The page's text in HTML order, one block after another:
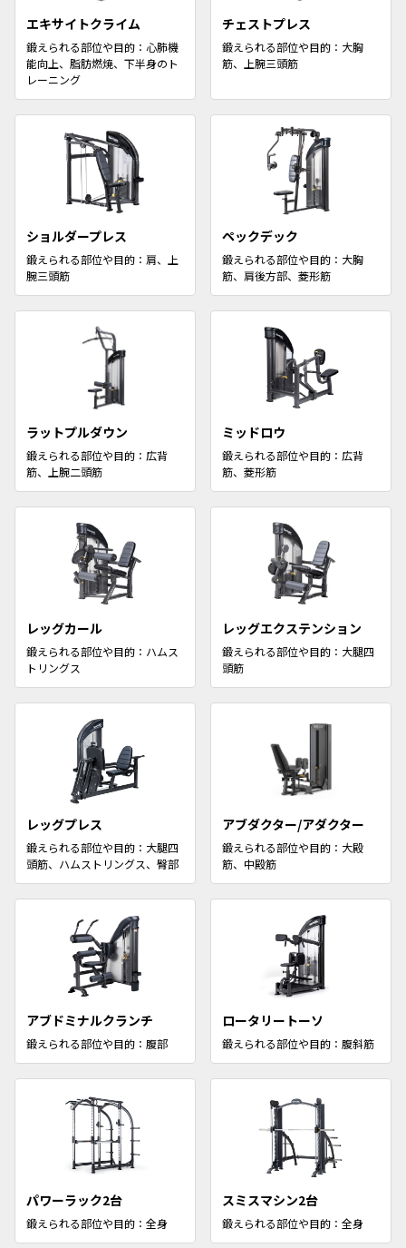
エキサイトクライム
鍛えられる部位や目的：心肺機
能向上、脂肪燃焼、下半身のト
レーニング
チェストプレス
鍛えられる部位や目的：大胸
筋、上腕三頭筋
ショルダープレス
鍛えられる部位や目的：肩、上
腕三頭筋
ペックデック
鍛えられる部位や目的：大胸
筋、肩後方部、菱形筋
ラットプルダウン
鍛えられる部位や目的：広背
筋、上腕二頭筋
ミッドロウ
鍛えられる部位や目的：広背
筋、菱形筋
レッグカール
鍛えられる部位や目的：ハムス
トリングス
レッグエクステンション
鍛えられる部位や目的：大腿四
頭筋
レッグプレス
鍛えられる部位や目的：大腿四
頭筋、ハムストリングス、臀部
アブダクター/アダクター
鍛えられる部位や目的：大殿
筋、中殿筋
アブドミナルクランチ
鍛えられる部位や目的：腹部
ロータリートーソ
鍛えられる部位や目的：腹斜筋
パワーラック2台
鍛えられる部位や目的：全身
スミスマシン2台
鍛えられる部位や目的：全身